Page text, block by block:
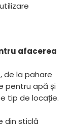
afacerea
de la pahare
pentru apă și
tip de locație.
din sticlă